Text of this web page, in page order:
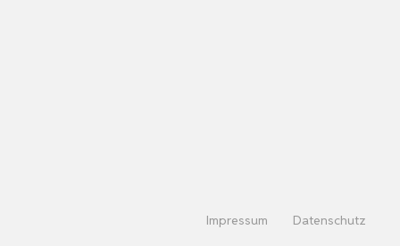
Impressum Datenschutz